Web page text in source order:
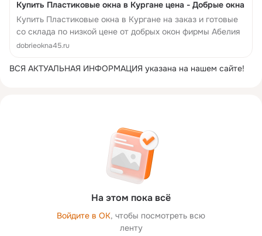
Купить Пластиковые окна в Кургане цена - Добрые окна
Купить Пластиковые окна в Кургане на заказ и готовые
со склада по низкой цене от добрых окон фирмы Абелия
dobrieokna45.ru
ВСЯ АКТУАЛЬНАЯ ИНФОРМАЦИЯ указана на нашем сайте!
На этом пока всё
Войдите в ОК, чтобы посмотреть всю
ленту